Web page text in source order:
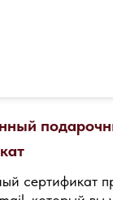
сертификат